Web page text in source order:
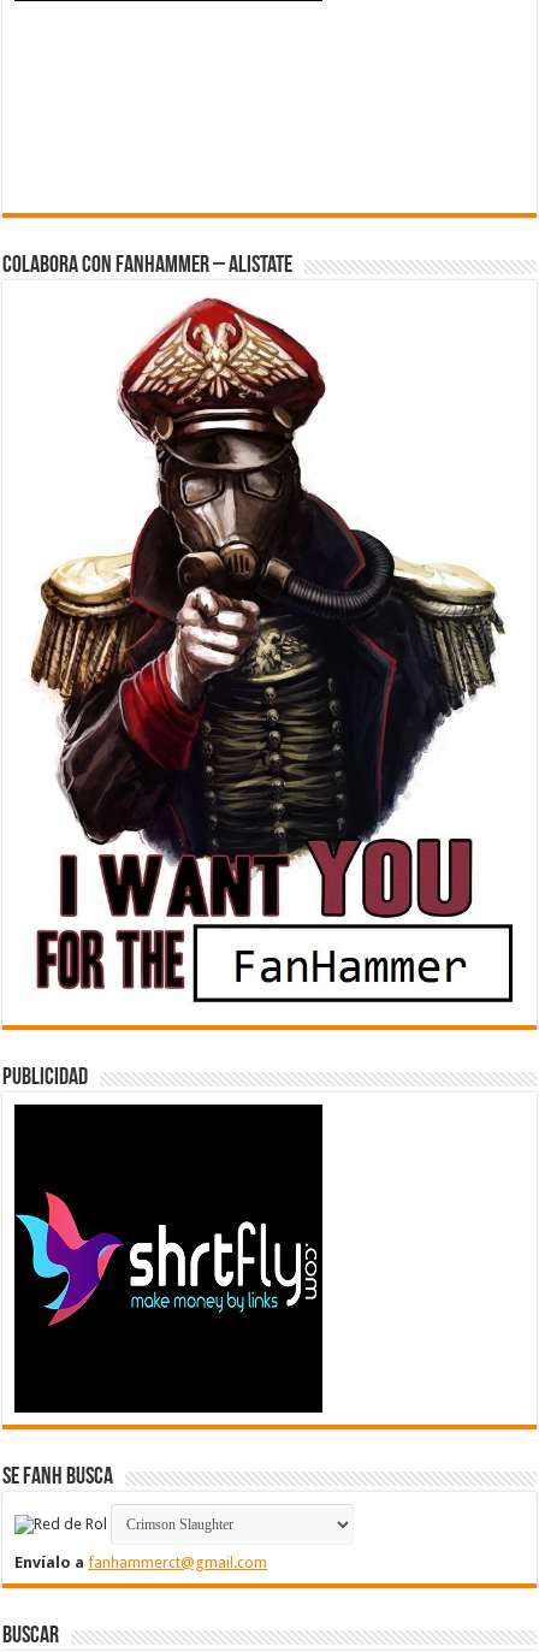
Colabora con FanHammer – Alistate
Publicidad
Se FanH Busca
Envíalo afanhammerct@gmail.com
Buscar